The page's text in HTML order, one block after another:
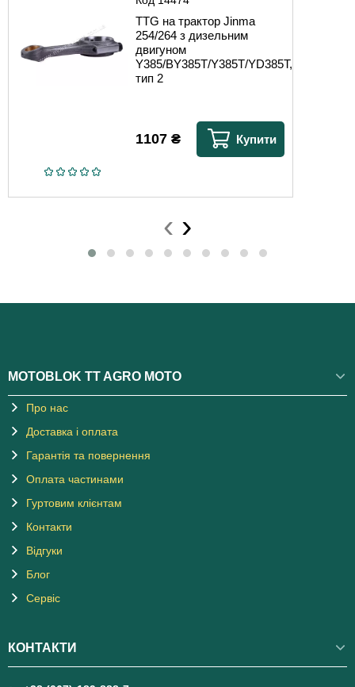
TTG на трактор Jinma
254/264 з дизельним
двигуном
Y385/BY385T/Y385T/YD385T,
тип 2
1107 ₴ Купити
‹ ›
MOTOBLOK TT AGRO MOTO
Про нас
Доставка і оплата
Гарантія та повернення
Оплата частинами
Гуртовим клієнтам
Контакти
Відгуки
Блог
Сервіс
КОНТАКТИ